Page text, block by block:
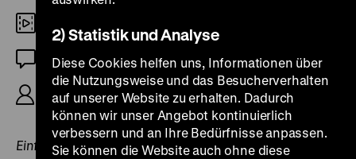
OmeU
R: Sidney Sokhona, 69'
Einführung: Tobias Hering und labournet.tv
2) Statistik und Analyse
Diese Cookies helfen uns, Informationen über
die Nutzungsweise und das Besucherverhalten
auf unserer Website zu erhalten. Dadurch
können wir unser Angebot kontinuierlich
verbessern und an Ihre Bedürfnisse anpassen.
Sie können die Website auch ohne diese